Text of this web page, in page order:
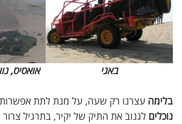
באגי אואסיס,
בלימה עצרנו רק שעה, על מנת לתת אפשרות
נוכלים לגנוב את התיק של יקיר, בתרגיל